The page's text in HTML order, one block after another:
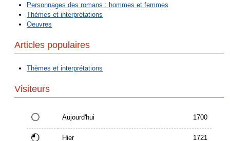
Personnages des romans : hommes et femmes
Thèmes et interprétations
Oeuvres
Articles populaires
Thèmes et interprétations
Visiteurs
Aujourd'hui 1700
Hier 1721